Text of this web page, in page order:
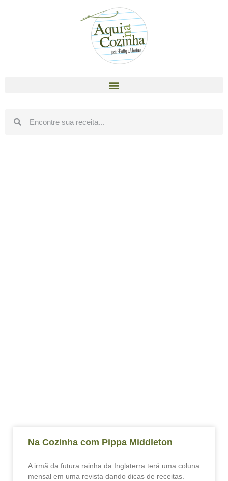
Na Cozinha com Pippa Middleton
A irmã da futura rainha da Inglaterra terá uma coluna
mensal em uma revista dando dicas de receitas.